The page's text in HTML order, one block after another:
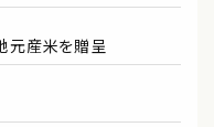
元産米を贈呈